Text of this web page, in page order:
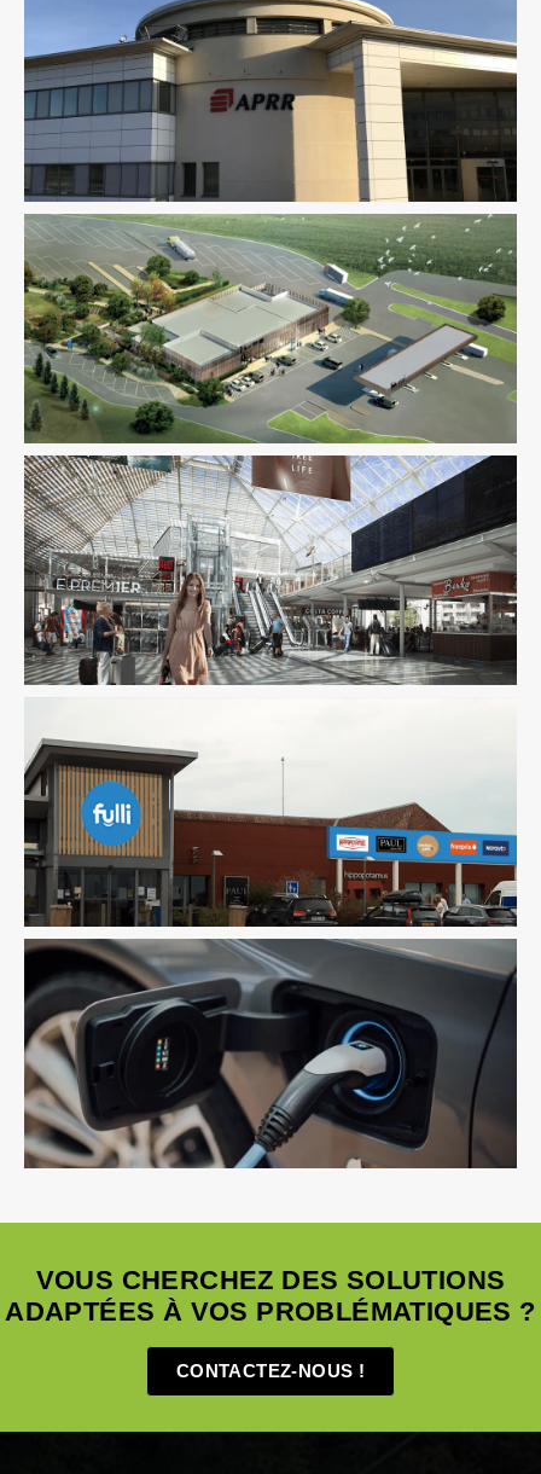
Acoustique Économie De La Construction Fluides
Infrastructure Structure
Fluides Infrastructure Ingenierie TCE Pilotage D'opération /
MOEX Structure VRD
Économie De La Construction Fluides Infrastructure
Pilotage D'opération / MOEX Structure
Ingenierie TCE
Fluides Infrastructure VRD
VOUS CHERCHEZ DES SOLUTIONS
ADAPTÉES À VOS PROBLÉMATIQUES ?
CONTACTEZ-NOUS !